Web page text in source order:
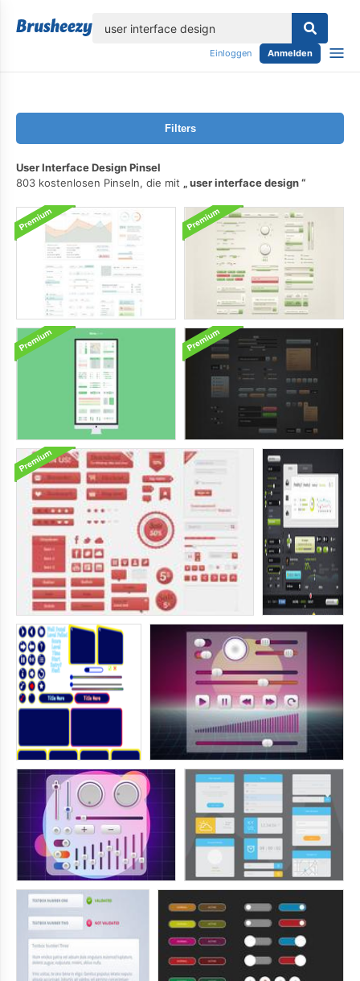
Einloggen Anmelden
Filters
User Interface Design Pinsel
803 kostenlosen Pinseln, die mit
user interface design